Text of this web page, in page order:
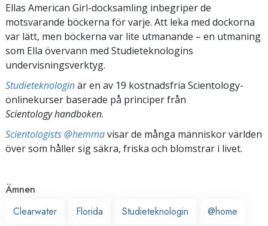
Ellas American Girl-docksamling inbegriper de
motsvarande böckerna för varje. Att leka med dockorna
var lätt, men böckerna var lite utmanande – en utmaning
som Ella övervann med Studieteknologins
undervisningsverktyg.
Studieteknologinär en av 19 kostnadsfria Scientology-
onlinekurser baserade på principer från
Scientology handboken.
Scientologists @hemmavisar de många människor världen
över som håller sig säkra, friska och blomstrar i livet.
Ämnen
Clearwater
Florida Studieteknologin @home